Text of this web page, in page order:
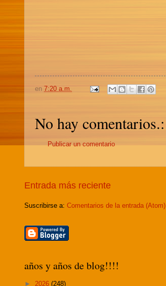
en 7:20 a.m.
No hay comentarios.:
Publicar un comentario
Entrada más reciente
Suscribirse a: Comentarios de la entrada (Atom)
años y años de blog!!!!
► 2026 (248)